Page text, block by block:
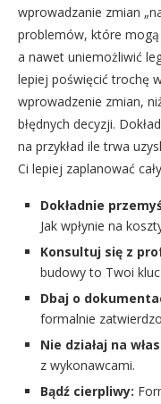
wprowadzanie zmian
problemów, które
a nawet uniemożliwić
lepiej poświęcić trochę
wprowadzenie zmian,
błędnych decyzji.
na przykład ile trwa
Ci lepiej zaplanować
Dokładnie
Jak wpłynie na
Konsultuj się z
budowy to Twoi
Dbaj o
formalnie
Nie działaj na
z wykonawcami.
Bądź cierpliwy: